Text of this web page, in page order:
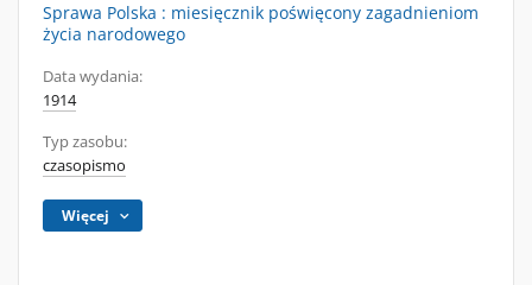
Sprawa Polska : miesięcznik poświęcony zagadnieniom
życia narodowego
Data wydania:
1914
Typ zasobu:
czasopismo
Więcej